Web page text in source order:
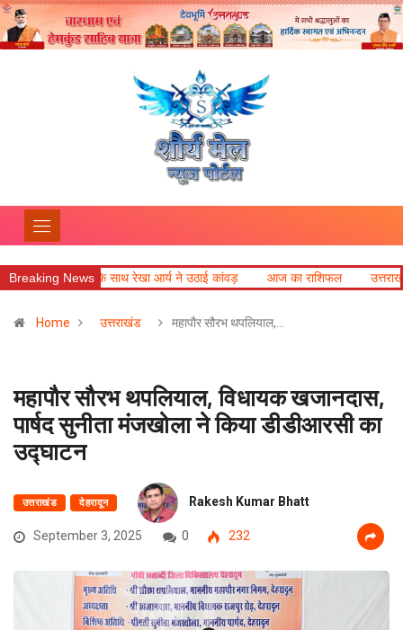
Breaking News
रेखा आर्य ने उठाई कांवड़ आज का राशिफल उत्तराखंड की बेटी विदुषी
Home उत्तराखंड महापौर सौरभ थपलियाल,…
महापौर सौरभ थपलियाल, विधायक खजानदास,
पार्षद सुनीता मंजखोला ने किया डीडीआरसी का
उद्घाटन
उत्तराखंड देहरादून Rakesh Kumar Bhatt
September 3, 2025 0 232